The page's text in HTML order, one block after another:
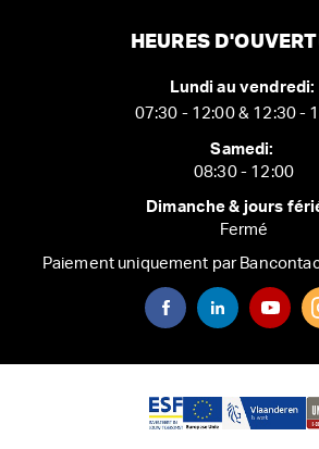
HEURES
Lundi au vendredi:
07:30 - 12:00 & 12:30 -
Samedi:
08:30 - 12:00
Dimanche & jours
Fermé
Paiement uniquement par